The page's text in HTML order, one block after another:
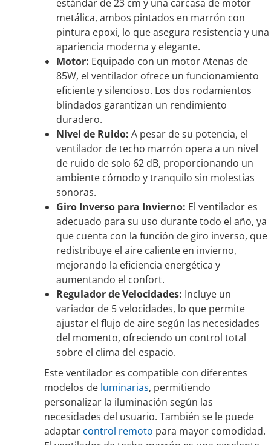
estándar de 23 cm y una carcasa de motor
metálica, ambos pintados en marrón con
pintura epoxi, lo que asegura resistencia y una
apariencia moderna y elegante.
Motor: Equipado con un motor Atenas de
85W, el ventilador ofrece un funcionamiento
eficiente y silencioso. Los dos rodamientos
blindados garantizan un rendimiento
duradero.
Nivel de Ruido: A pesar de su potencia, el
ventilador de techo marrón opera a un nivel
de ruido de solo 62 dB, proporcionando un
ambiente cómodo y tranquilo sin molestias
sonoras.
Giro Inverso para Invierno: El ventilador es
adecuado para su uso durante todo el año, ya
que cuenta con la función de giro inverso, que
redistribuye el aire caliente en invierno,
mejorando la eficiencia energética y
aumentando el confort.
Regulador de Velocidades: Incluye un
variador de 5 velocidades, lo que permite
ajustar el flujo de aire según las necesidades
del momento, ofreciendo un control total
sobre el clima del espacio.
Este ventilador es compatible con diferentes
modelos de luminarias, permitiendo
personalizar la iluminación según las
necesidades del usuario. También se le puede
adaptar control remoto para mayor comodidad.